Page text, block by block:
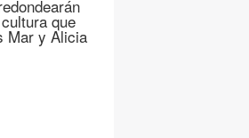
que
Mar y Alicia